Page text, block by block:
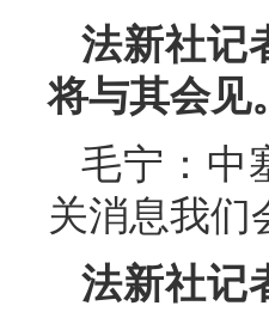
法新社记
将与其会见
毛宁：中
关消息我们
法新社记